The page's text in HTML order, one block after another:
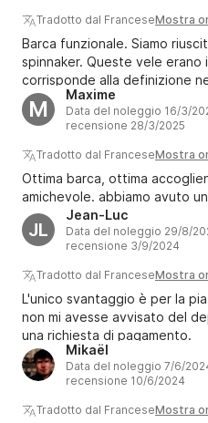
molto vivace durante il
aspettano BELLE ILE,
ovest l'arcipelago
seconda del tempo....
CROCIERA LUNGA (2
Vandea) o nel nord-ovest
OUESSANT
Nella stagione estiva
settimana in molti porti
stagione).
Lato COMFORT:
Con il suo ampio pozzetto
protetto da 2 grandi
posizionato sui lati), goditi
Tradotto dal FranceseMostra
Barca funzionale. Siamo
spinnaker. Queste vele erano
corrisponde alla definizione
caloroso benvenuto. La
proprio all'uscita del porto, il
nel porto di Lorient.
M
Maxime
Data del noleggio 16/3/
recensione 28/3/2025
Tradotto dal FranceseMostra
Ottima barca, ottima
amichevole. abbiamo avuto
JL
Jean-Luc
Data del noleggio 29/8/
recensione 3/9/2024
Tradotto dal FranceseMostra
L'unico svantaggio è per la
non mi avesse avvisato del
una richiesta di pagamento.
Mikaël
Data del noleggio 7/6/
recensione 10/6/2024
Tradotto dal FranceseMostra